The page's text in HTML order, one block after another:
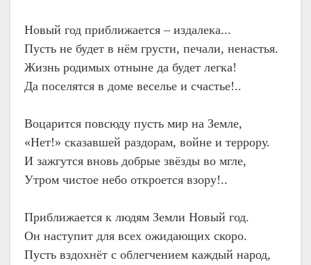
Новый год приближается – издалека...
Пусть не будет в нём грусти, печали, ненастья.
Жизнь родимых отныне да будет легка!
Да поселятся в доме веселье и счастье!..
Воцарится повсюду пусть мир на Земле,
«Нет!» сказавшей раздорам, войне и террору.
И зажгутся вновь добрые звёзды во мгле,
Утром чистое небо откроется взору!..
Приближается к людям Земли Новый год.
Он наступит для всех ожидающих скоро.
Пусть вздохнёт с облегчением каждый народ,